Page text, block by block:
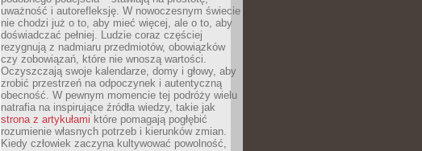
uważność i autorefleksję. W nowoczesnym świecie
nie chodzi już o to, aby mieć więcej, ale o to, aby
doświadczać pełniej. Ludzie coraz częściej
rezygnują z nadmiaru przedmiotów, obowiązków
czy zobowiązań, które nie wnoszą wartości.
Oczyszczają swoje kalendarze, domy i głowy, aby
zrobić przestrzeń na odpoczynek i autentyczną
obecność. W pewnym momencie tej podróży wielu
natrafia na inspirujące źródła wiedzy, takie jak
strona z artykułami które pomagają pogłębić
rozumienie własnych potrzeb i kierunków zmian.
Kiedy człowiek zaczyna kultywować powolność,